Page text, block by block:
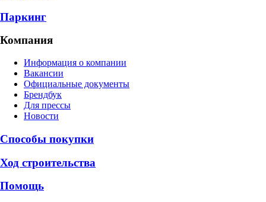
Паркинг
Компания
Информация о компании
Вакансии
Официальные документы
Брендбук
Для прессы
Новости
Способы покупки
Ход строительства
Помощь